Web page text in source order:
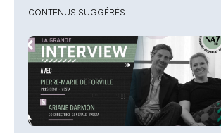
CONTENUS SUGGÉRÉS